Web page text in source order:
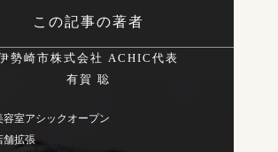
この記事の著者
勢崎市株式会社 ACHIC代表
有賀 聡
容室アシックオープン
舗拡張